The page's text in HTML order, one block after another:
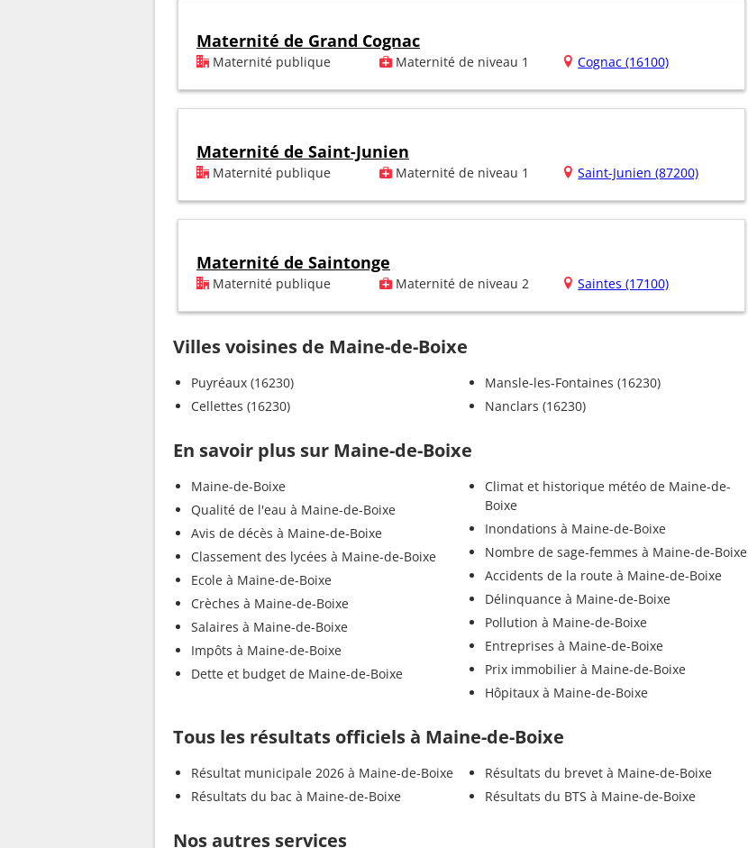
Maternité de Grand Cognac
Maternité publique Maternité de niveau 1 Cognac (16100)
Maternité de Saint-Junien
Maternité publique Maternité de niveau 1 Saint-Junien (87200)
Maternité de Saintonge
Maternité publique Maternité de niveau 2 Saintes (17100)
Villes voisines de Maine-de-Boixe
Puyréaux (16230)
Cellettes (16230)
Mansle-les-Fontaines (16230)
Nanclars (16230)
En savoir plus sur Maine-de-Boixe
Maine-de-Boixe
Qualité de l'eau à Maine-de-Boixe
Avis de décès à Maine-de-Boixe
Classement des lycées à Maine-de-Boixe
Ecole à Maine-de-Boixe
Crèches à Maine-de-Boixe
Salaires à Maine-de-Boixe
Impôts à Maine-de-Boixe
Dette et budget de Maine-de-Boixe
Climat et historique météo de Maine-de-
Boixe
Inondations à Maine-de-Boixe
Nombre de sage-femmes à Maine-de-Boixe
Accidents de la route à Maine-de-Boixe
Délinquance à Maine-de-Boixe
Pollution à Maine-de-Boixe
Entreprises à Maine-de-Boixe
Prix immobilier à Maine-de-Boixe
Hôpitaux à Maine-de-Boixe
Tous les résultats officiels à Maine-de-Boixe
Résultat municipale 2026 à Maine-de-Boixe
Résultats du bac à Maine-de-Boixe
Résultats du brevet à Maine-de-Boixe
Résultats du BTS à Maine-de-Boixe
Nos autres services